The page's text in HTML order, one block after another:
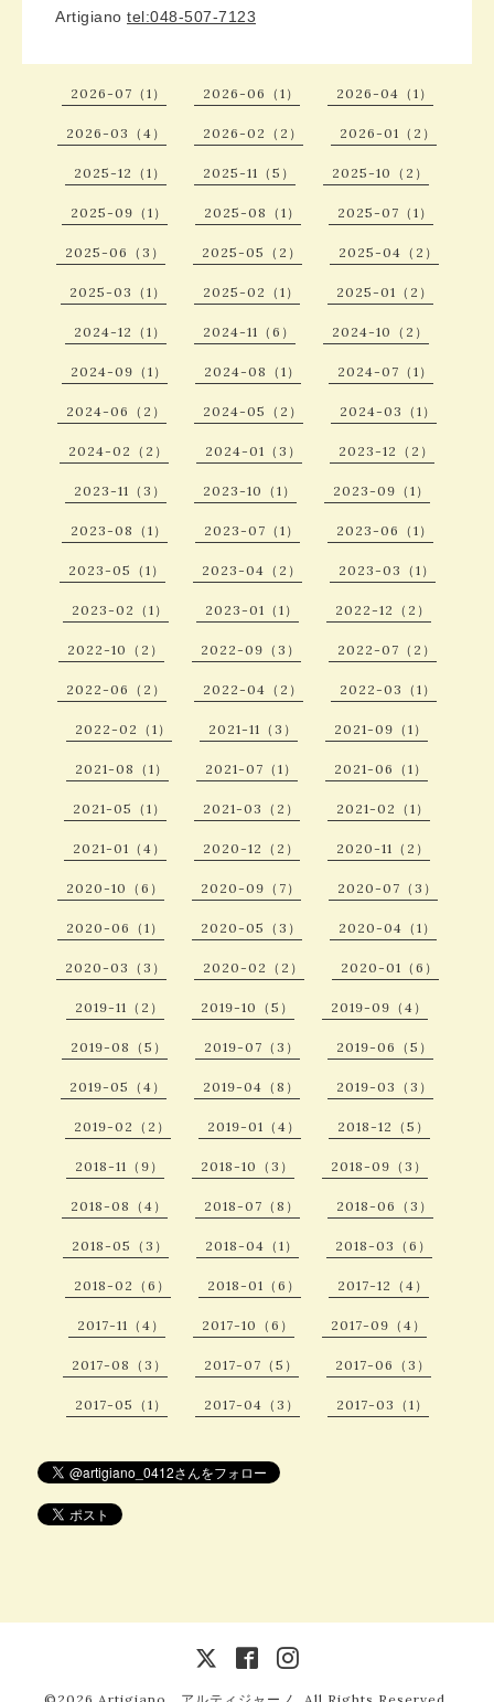
Artigiano tel:048-507-7123
2026-07（1） 2026-06（1） 2026-04（1）
2026-03（4） 2026-02（2） 2026-01（2）
2025-12（1） 2025-11（5） 2025-10（2）
2025-09（1） 2025-08（1） 2025-07（1）
2025-06（3） 2025-05（2） 2025-04（2）
2025-03（1） 2025-02（1） 2025-01（2）
2024-12（1） 2024-11（6） 2024-10（2）
2024-09（1） 2024-08（1） 2024-07（1）
2024-06（2） 2024-05（2） 2024-03（1）
2024-02（2） 2024-01（3） 2023-12（2）
2023-11（3） 2023-10（1） 2023-09（1）
2023-08（1） 2023-07（1） 2023-06（1）
2023-05（1） 2023-04（2） 2023-03（1）
2023-02（1） 2023-01（1） 2022-12（2）
2022-10（2） 2022-09（3） 2022-07（2）
2022-06（2） 2022-04（2） 2022-03（1）
2022-02（1） 2021-11（3） 2021-09（1）
2021-08（1） 2021-07（1） 2021-06（1）
2021-05（1） 2021-03（2） 2021-02（1）
2021-01（4） 2020-12（2） 2020-11（2）
2020-10（6） 2020-09（7） 2020-07（3）
2020-06（1） 2020-05（3） 2020-04（1）
2020-03（3） 2020-02（2） 2020-01（6）
2019-11（2） 2019-10（5） 2019-09（4）
2019-08（5） 2019-07（3） 2019-06（5）
2019-05（4） 2019-04（8） 2019-03（3）
2019-02（2） 2019-01（4） 2018-12（5）
2018-11（9） 2018-10（3） 2018-09（3）
2018-08（4） 2018-07（8） 2018-06（3）
2018-05（3） 2018-04（1） 2018-03（6）
2018-02（6） 2018-01（6） 2017-12（4）
2017-11（4） 2017-10（6） 2017-09（4）
2017-08（3） 2017-07（5） 2017-06（3）
2017-05（1） 2017-04（3） 2017-03（1）